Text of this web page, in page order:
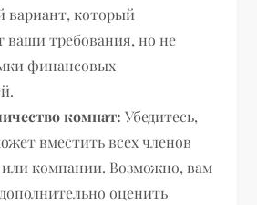
вариант, который
ваши требования, но не
финансовых
комнат: Убедитесь,
вместить всех членов
компании. Возможно, вам
оценить